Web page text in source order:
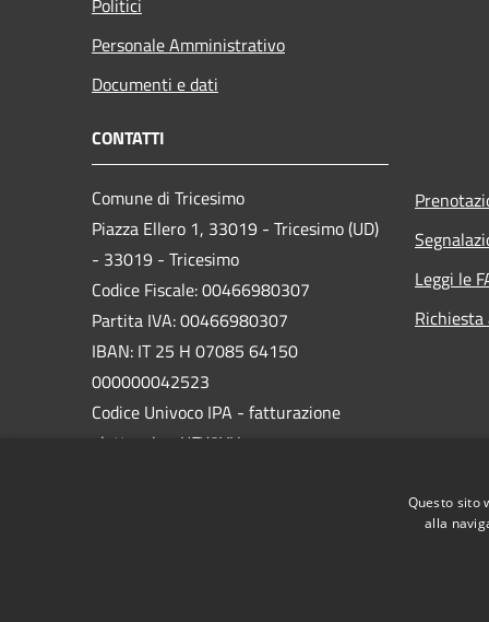
Politici
Personale Amministrativo
Documenti e dati
CONTATTI
Comune di Tricesimo
Piazza Ellero 1, 33019 - Tricesimo (UD)
- 33019 - Tricesimo
Codice Fiscale: 00466980307
Partita IVA: 00466980307
IBAN: IT 25 H 07085 64150
000000042523
Codice Univoco IPA - fatturazione
elettronica: UFY8VH
Leggi le
Questo sito
alla